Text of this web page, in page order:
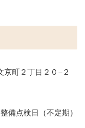
町２丁目２０−２
備点検日（不定期）